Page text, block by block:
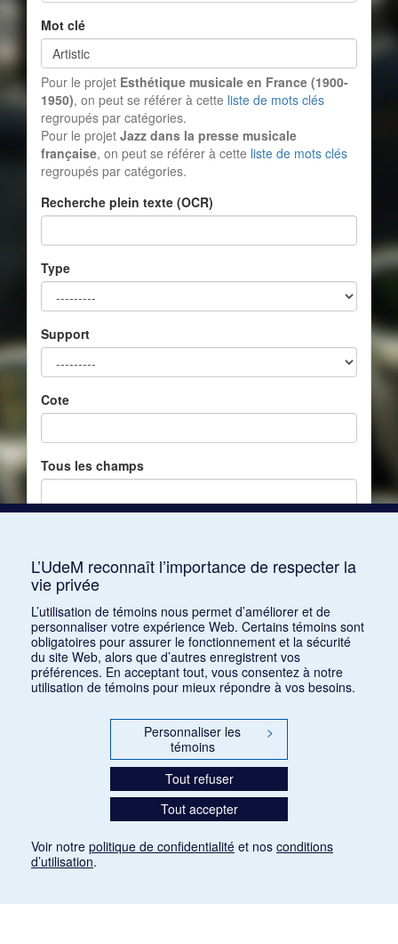
Mot clé
Pour le projet Esthétique musicale en France (1900-
1950), on peut se référer à cette liste de mots clés
regroupés par catégories.
Pour le projet Jazz dans la presse musicale
française, on peut se référer à cette liste de mots clés
regroupés par catégories.
Recherche plein texte (OCR)
Type
Support
Cote
Tous les champs
Classer par :auteur (a) |auteur (d)|date (a)|date (d)
(a) |titre (d)|ajout récent
L’UdeM reconnaît l’importance de respecter la
vie privée
L’utilisation de témoins nous permet d’améliorer et de
personnaliser votre expérience Web. Certains témoins sont
obligatoires pour assurer le fonctionnement et la sécurité
du site Web, alors que d’autres enregistrent vos
préférences. En acceptant tout, vous consentez à notre
utilisation de témoins pour mieux répondre à vos besoins.
Personnaliser les
témoins
>
Tout refuser
Tout accepter
Voir notre politique de confidentialité et nos conditions
d’utilisation.